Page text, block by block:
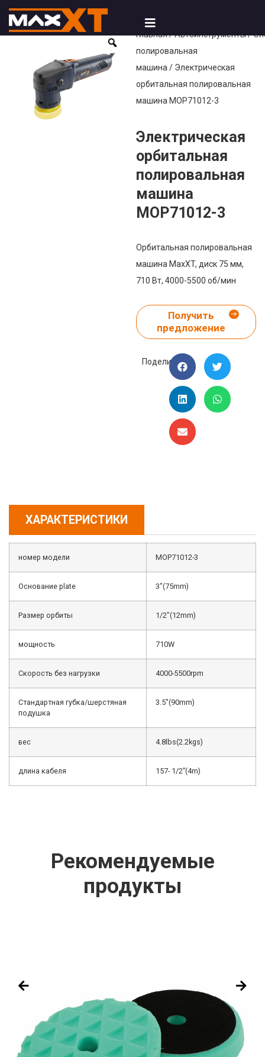
Главная/Автоинструменты/
полировальная
машина / Электрическая
орбитальная полировальная
машина MOP71012-3
Электрическая
орбитальная
полировальная
машина
MOP71012-3
Орбитальная полировальная
машина MaxXT, диск 75 мм,
710 Вт, 4000-5500 об/мин
Получить
предложение
Поделиться:
ХАРАКТЕРИСТИКИ
номер модели MOP71012-3
Основание plate 3″(75mm)
Размер орбиты 1/2″(12mm)
мощность 710W
Скорость без нагрузки 4000-5500rpm
Стандартная губка/шерстяная
подушка
3.5″(90mm)
вес 4.8lbs(2.2kgs)
длина кабеля 157- 1/2”(4m)
Рекомендуемые
продукты